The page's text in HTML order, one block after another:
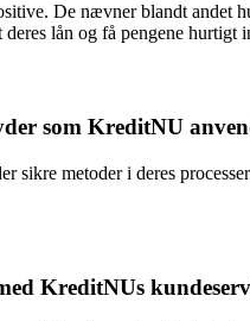
De nævner blandt andet
lån og få pengene hurtigt
som KreditNU
metoder i deres
KreditNUs